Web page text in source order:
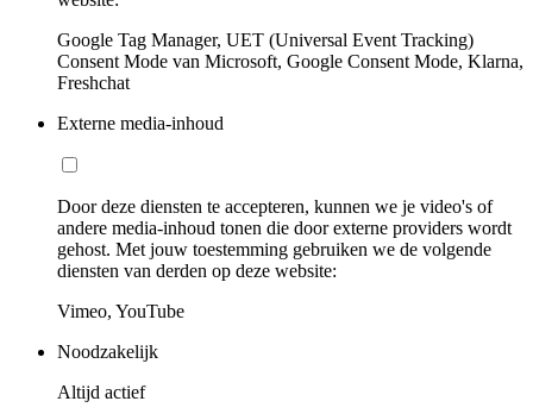
Google Tag Manager, UET (Universal Event Tracking)
Consent Mode van Microsoft, Google Consent Mode, Klarna,
Freshchat
Externe media-inhoud
Door deze diensten te accepteren, kunnen we je video's of
andere media-inhoud tonen die door externe providers wordt
gehost. Met jouw toestemming gebruiken we de volgende
diensten van derden op deze website:
Vimeo, YouTube
Noodzakelijk
Altijd actief